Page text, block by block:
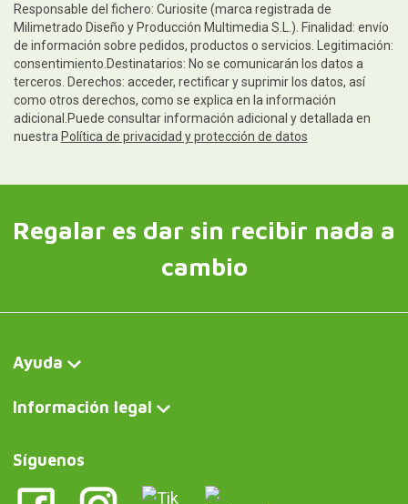
Responsable del fichero: Curiosite (marca registrada de
Milimetrado Diseño y Producción Multimedia S.L.). Finalidad: envío
de información sobre pedidos, productos o servicios. Legitimación:
consentimiento.Destinatarios: No se comunicarán los datos a
terceros. Derechos: acceder, rectificar y suprimir los datos, así
como otros derechos, como se explica en la información
adicional.Puede consultar información adicional y detallada en
nuestra Política de privacidad y protección de datos
Regalar es dar sin recibir nada a
cambio
Ayuda
Información legal
Síguenos